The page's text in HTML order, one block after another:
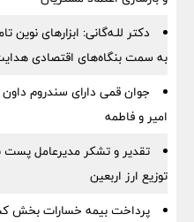
دکتر للـه‌گانی: ابزارهای نوین
به سمت بنگاه‌های اقتصادی
جوان قمی دارای سندروم
امیر و فاطمه
تقدیر و تشکر مدیرعامل پست
توزیع ارز اربعین
پرداخت بیمه خسارات بخش